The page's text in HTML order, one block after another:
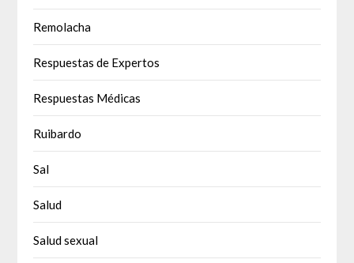
Remolacha
Respuestas de Expertos
Respuestas Médicas
Ruibardo
Sal
Salud
Salud sexual